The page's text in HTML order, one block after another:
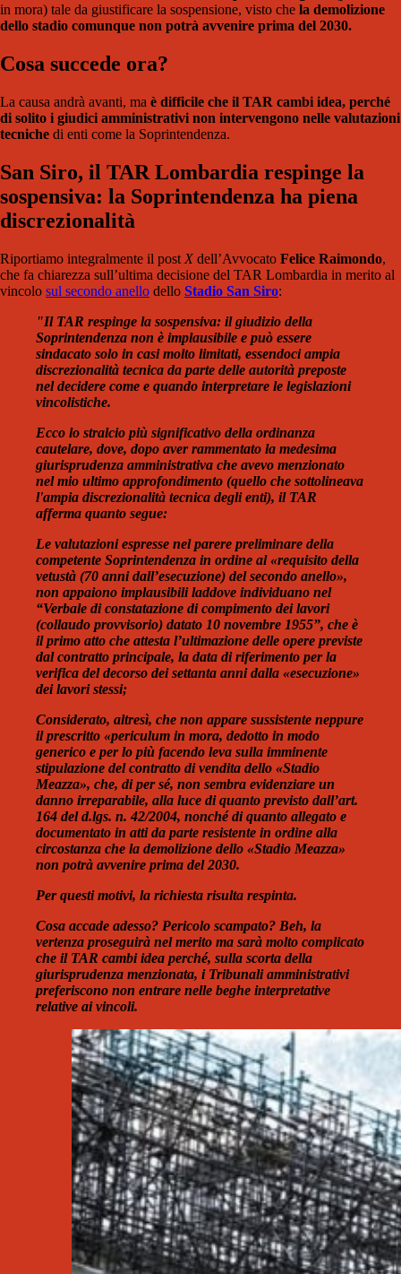
in mora) tale da giustificare la sospensione, visto che la demolizione
dello stadio comunque non potrà avvenire prima del 2030.
Cosa succede ora?
La causa andrà avanti, ma è difficile che il TAR cambi idea, perché
di solito i giudici amministrativi non intervengono nelle valutazioni
tecniche di enti come la Soprintendenza.
San Siro, il TAR Lombardia respinge la
sospensiva: la Soprintendenza ha piena
discrezionalità
Riportiamo integralmente il post X dell’Avvocato Felice Raimondo,
che fa chiarezza sull’ultima decisione del TAR Lombardia in merito al
vincolo sul secondo anello dello Stadio San Siro:
"Il TAR respinge la sospensiva: il giudizio della
Soprintendenza non è implausibile e può essere
sindacato solo in casi molto limitati, essendoci ampia
discrezionalità tecnica da parte delle autorità preposte
nel decidere come e quando interpretare le legislazioni
vincolistiche.
Ecco lo stralcio più significativo della ordinanza
cautelare, dove, dopo aver rammentato la medesima
giurisprudenza amministrativa che avevo menzionato
nel mio ultimo approfondimento (quello che sottolineava
l'ampia discrezionalità tecnica degli enti), il TAR
afferma quanto segue:
Le valutazioni espresse nel parere preliminare della
competente Soprintendenza in ordine al «requisito della
vetustà (70 anni dall’esecuzione) del secondo anello»,
non appaiono implausibili laddove individuano nel
“Verbale di constatazione di compimento dei lavori
(collaudo provvisorio) datato 10 novembre 1955”, che è
il primo atto che attesta l’ultimazione delle opere previste
dal contratto principale, la data di riferimento per la
verifica del decorso dei settanta anni dalla «esecuzione»
dei lavori stessi;
Considerato, altresì, che non appare sussistente neppure
il prescritto «periculum in mora, dedotto in modo
generico e per lo più facendo leva sulla imminente
stipulazione del contratto di vendita dello «Stadio
Meazza», che, di per sé, non sembra evidenziare un
danno irreparabile, alla luce di quanto previsto dall’art.
164 del d.lgs. n. 42/2004, nonché di quanto allegato e
documentato in atti da parte resistente in ordine alla
circostanza che la demolizione dello «Stadio Meazza»
non potrà avvenire prima del 2030.
Per questi motivi, la richiesta risulta respinta.
Cosa accade adesso? Pericolo scampato? Beh, la
vertenza proseguirà nel merito ma sarà molto complicato
che il TAR cambi idea perché, sulla scorta della
giurisprudenza menzionata, i Tribunali amministrativi
preferiscono non entrare nelle beghe interpretative
relative ai vincoli.